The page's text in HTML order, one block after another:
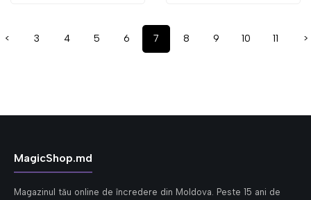
< 3 4 5 6 7 8 9 10 11 >
MagicShop.md
Magazinul tău online de încredere din Moldova. Peste 15 ani de